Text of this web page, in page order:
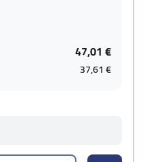
47,01 €
37,61 €